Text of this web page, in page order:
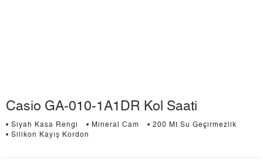
Casio GA-010-1A1DR Kol Saati
• Siyah Kasa Rengi • Mineral Cam
• 200 Mt Su Geçirmezlik
• Silikon Kayış Kordon